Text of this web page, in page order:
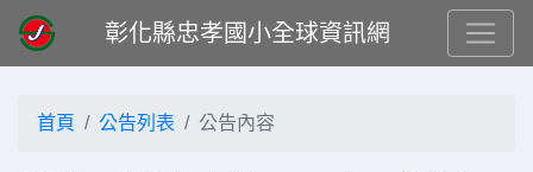
彰化縣忠孝國小全球資訊網
首頁 公告列表 公告內容